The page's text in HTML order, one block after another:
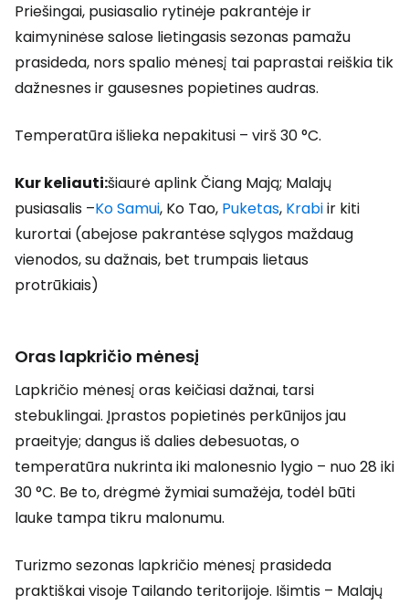
Priešingai, pusiasalio rytinėje pakrantėje ir
kaimyninėse salose lietingasis sezonas pamažu
prasideda, nors spalio mėnesį tai paprastai reiškia tik
dažnesnes ir gausesnes popietines audras.
Temperatūra išlieka nepakitusi – virš 30 °C.
Kur keliauti:šiaurė aplink Čiang Mają; Malajų
pusiasalis –Ko Samui, Ko Tao, Puketas, Krabiir kiti
kurortai (abejose pakrantėse sąlygos maždaug
vienodos, su dažnais, bet trumpais lietaus
protrūkiais)
Oras lapkričio mėnesį
Lapkričio mėnesį oras keičiasi dažnai, tarsi
stebuklingai. Įprastos popietinės perkūnijos jau
praeityje; dangus iš dalies debesuotas, o
temperatūra nukrinta iki malonesnio lygio – nuo 28 iki
30 °C. Be to, drėgmė žymiai sumažėja, todėl būti
lauke tampa tikru malonumu.
Turizmo sezonas lapkričio mėnesį prasideda
praktiškai visoje Tailando teritorijoje. Išimtis – Malajų